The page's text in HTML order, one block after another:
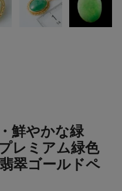
鮮やかな緑
レミアム緑色
翠ゴールドペ